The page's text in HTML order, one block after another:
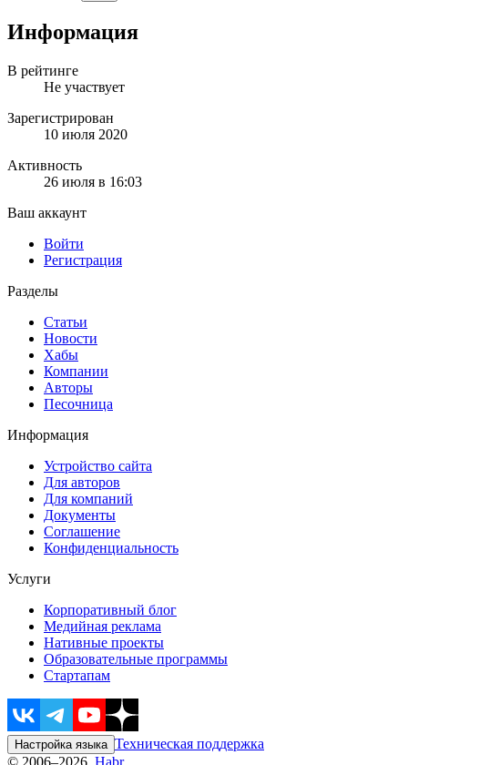
Информация
В рейтинге
Не участвует
Зарегистрирован
10 июля 2020
Активность
26 июля в 16:03
Ваш аккаунт
Войти
Регистрация
Разделы
Статьи
Новости
Хабы
Компании
Авторы
Песочница
Информация
Устройство сайта
Для авторов
Для компаний
Документы
Соглашение
Конфиденциальность
Услуги
Корпоративный блог
Медийная реклама
Нативные проекты
Образовательные программы
Стартапам
Настройка языка Техническая поддержка
© 2006–2026, Habr